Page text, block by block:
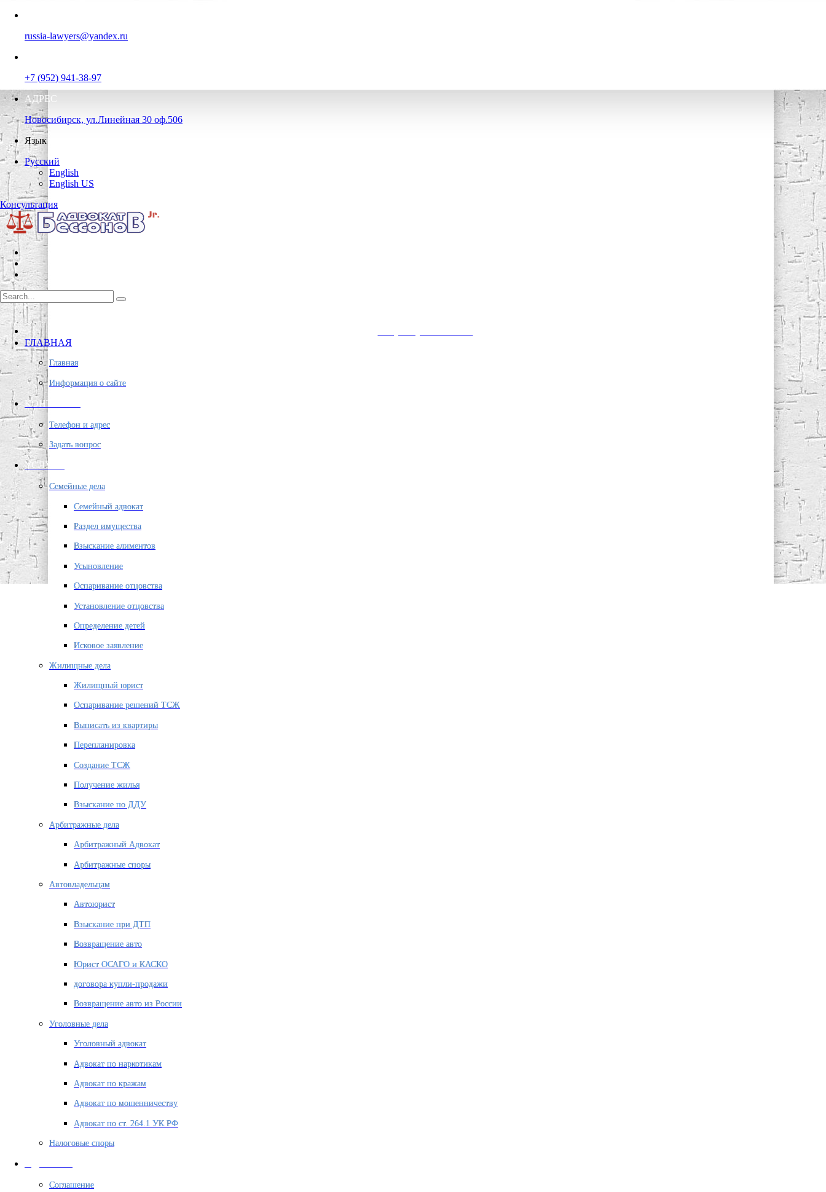
russia-lawyers@yandex.ru
+7 (952) 941-38-97
АДРЕС
Новосибирск, ул.Линейная 30 оф.506
Язык
Русский
English
English US
Консультация
ГЛАВНАЯ
Главная
Информация о сайте
КОНТАКТЫ
Телефон и адрес
Задать вопрос
УСЛУГИ
Семейные дела
Семейный адвокат
Раздел имущества
Взыскание алиментов
Усыновление
Оспаривание отцовства
Установление отцовства
Определение детей
Исковое заявление
Жилищные дела
Жилищный юрист
Оспаривание решений ТСЖ
Выписать из квартиры
Перепланировка
Создание ТСЖ
Получение жилья
Взыскание по ДДУ
Арбитражные дела
Арбитражный Адвокат
Арбитражные споры
Автовладельцам
Автоюрист
Взыскание при ДТП
Возвращение авто
Юрист ОСАГО и КАСКО
договора купли-продажи
Возвращение авто из России
Уголовные дела
Уголовный адвокат
Адвокат по наркотикам
Адвокат по кражам
Адвокат по мошенничеству
Адвокат по ст. 264.1 УК РФ
Налоговые споры
Соглашение